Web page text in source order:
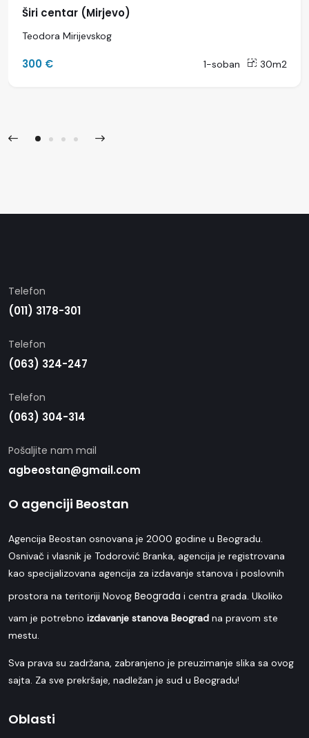
Širi centar (Mirjevo)
Teodora Mirijevskog
300 € 1-soban 30m2
Telefon
(011) 3178-301
Telefon
(063) 324-247
Telefon
(063) 304-314
Pošaljite nam mail
agbeostan@gmail.com
O agenciji Beostan
Agencija Beostan osnovana je 2000 godine u Beogradu.
Osnivač i vlasnik je Todorović Branka, agencija je registrovana
kao specijalizovana agencija za izdavanje stanova i poslovnih
prostora na teritoriji Novog Beograda i centra grada. Ukoliko
vam je potrebno izdavanje stanova Beograd na pravom ste
mestu.
Sva prava su zadržana, zabranjeno je preuzimanje slika sa ovog
sajta. Za sve prekršaje, nadležan je sud u Beogradu!
Oblasti